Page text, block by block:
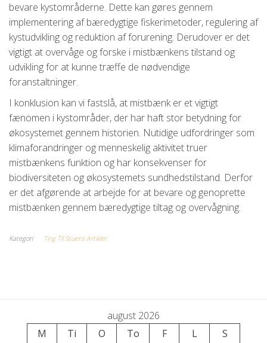
bevare kystområderne. Dette kan gøres gennem
implementering af bæredygtige fiskerimetoder, regulering af
kystudvikling og reduktion af forurening. Derudover er det
vigtigt at overvåge og forske i mistbænkens tilstand og
udvikling for at kunne træffe de nødvendige
foranstaltninger.
I konklusion kan vi fastslå, at mistbænk er et vigtigt
fænomen i kystområder, der har haft stor betydning for
økosystemet gennem historien. Nutidige udfordringer som
klimaforandringer og menneskelig aktivitet truer
mistbænkens funktion og har konsekvenser for
biodiversiteten og økosystemets sundhedstilstand. Derfor
er det afgørende at arbejde for at bevare og genoprette
mistbænken gennem bæredygtige tiltag og overvågning.
Kategori Ting Til Stuens Artikler
august 2026
M
Ti O To F L
S